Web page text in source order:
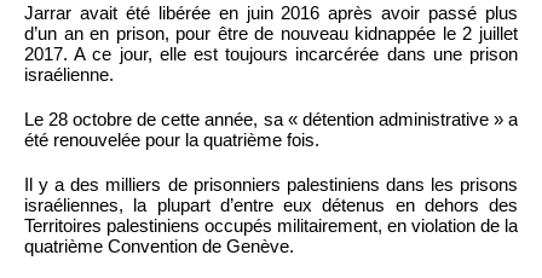
Jarrar avait été libérée en juin 2016 après avoir passé plus
d’un an en prison, pour être de nouveau kidnappée le 2 juillet
2017. A ce jour, elle est toujours incarcérée dans une prison
israélienne.
Le 28 octobre de cette année, sa « détention administrative » a
été renouvelée pour la quatrième fois.
Il y a des milliers de prisonniers palestiniens dans les prisons
israéliennes, la plupart d’entre eux détenus en dehors des
Territoires palestiniens occupés militairement, en violation de la
quatrième Convention de Genève.